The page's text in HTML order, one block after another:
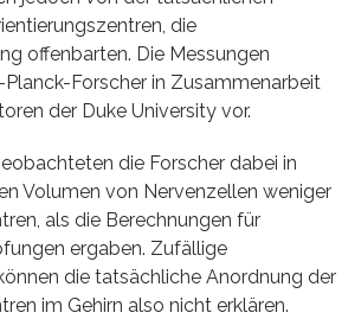
die
offenbarten. Die Messungen
Forscher in Zusammenarbeit
der Duke University vor.
die Forscher dabei in
Volumen von Nervenzellen weniger
als die Berechnungen für
ergaben. Zufällige
die tatsächliche Anordnung der
im Gehirn also nicht erklären.